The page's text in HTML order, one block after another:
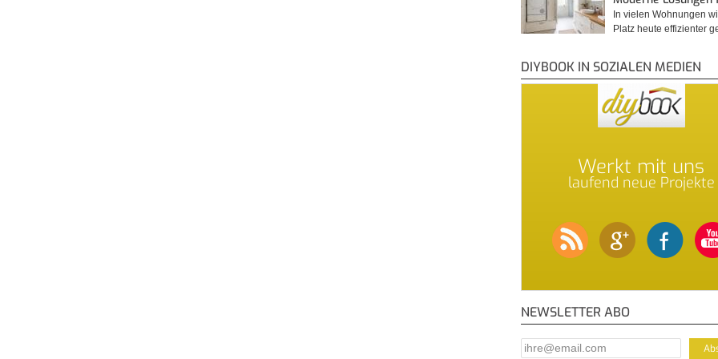
In vielen Wohnungen
Platz heute effizienter
DIYBOOK IN SOZIALEN MEDIEN
Werkt mit uns
laufend neue Projekte
NEWSLETTER ABO
E-Mail Addresse*